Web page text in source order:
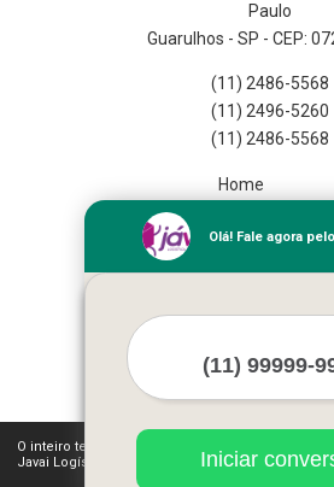
Paulo
Guarulhos - SP - CEP:
(11) 2486-5568
(11) 2496-5260
(11) 2486-5568
Home
Missão
Serviços
O inteiro teor deste site está sujeito à proteção
Javai Logística Fulfillment (Lei 9610 de 19/02/
Olá! Fale agora
Iniciar